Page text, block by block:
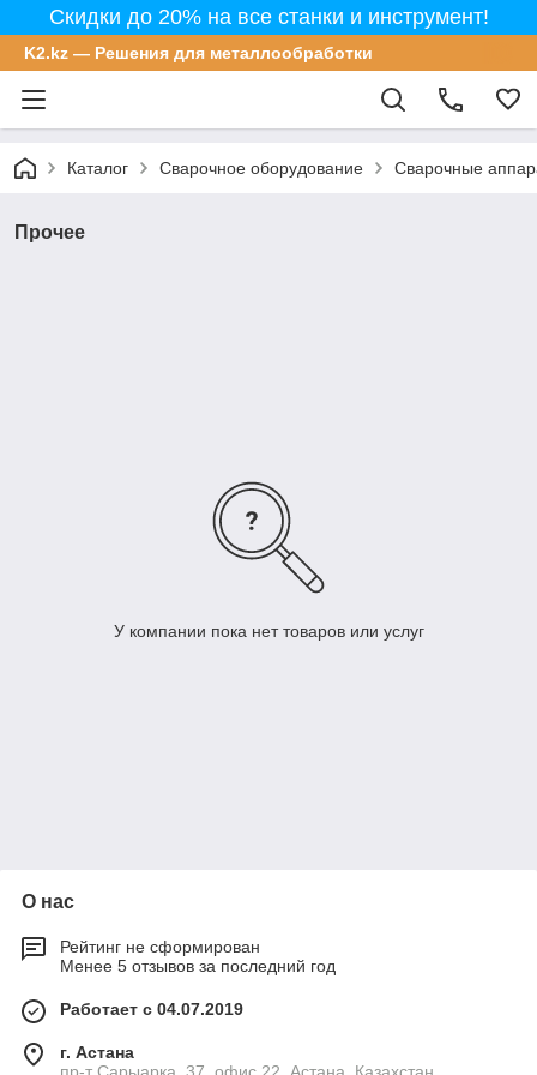
Скидки до 20% на все станки и инструмент!
K2.kz — Решения для металлообработки
Каталог Сварочное оборудование Сварочные
Прочее
У компании пока нет товаров или услуг
О нас
Рейтинг не сформирован
Менее 5 отзывов за последний год
Работает с 04.07.2019
г. Астана